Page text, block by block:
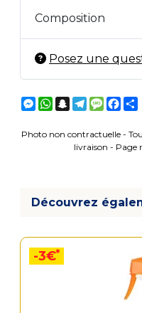
Composition
Posez une
Messenger
WhatsApp
Snapchat
Telegram
Message
Photo non contractuelle -
livraison - Page
Découvrez
-3€*